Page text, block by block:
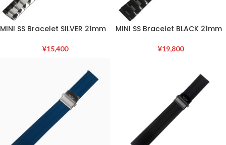
MINI SS Bracelet SILVER 21mm
¥15,400
MINI SS Bracelet BLACK 21mm
¥19,800